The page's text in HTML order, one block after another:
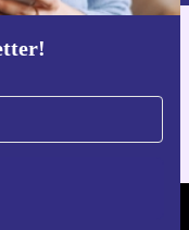
refurbed